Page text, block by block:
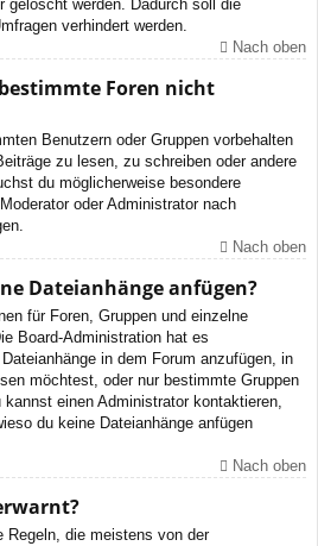
gelöscht werden. Dadurch soll die
verhindert werden.
Nach oben
Foren nicht
Benutzern oder Gruppen vorbehalten
zu lesen, zu schreiben oder andere
du möglicherweise besondere
oder Administrator nach
Nach oben
Dateianhänge anfügen?
für Foren, Gruppen und einzelne
Board-Administration hat es
in dem Forum anzufügen, in
möchtest, oder nur bestimmte Gruppen
einen Administrator kontaktieren,
du keine Dateianhänge anfügen
Nach oben
Regeln, die meistens von der